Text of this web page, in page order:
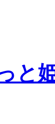
と